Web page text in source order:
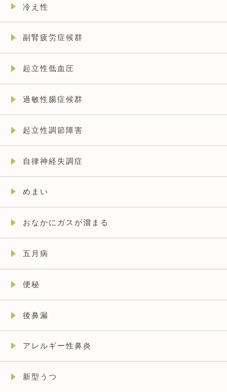
冷え性
副腎疲労症候群
起立性低血圧
過敏性腸症候群
起立性調節障害
自律神経失調症
めまい
おなかにガスが溜まる
五月病
便秘
後鼻漏
アレルギー性鼻炎
新型うつ